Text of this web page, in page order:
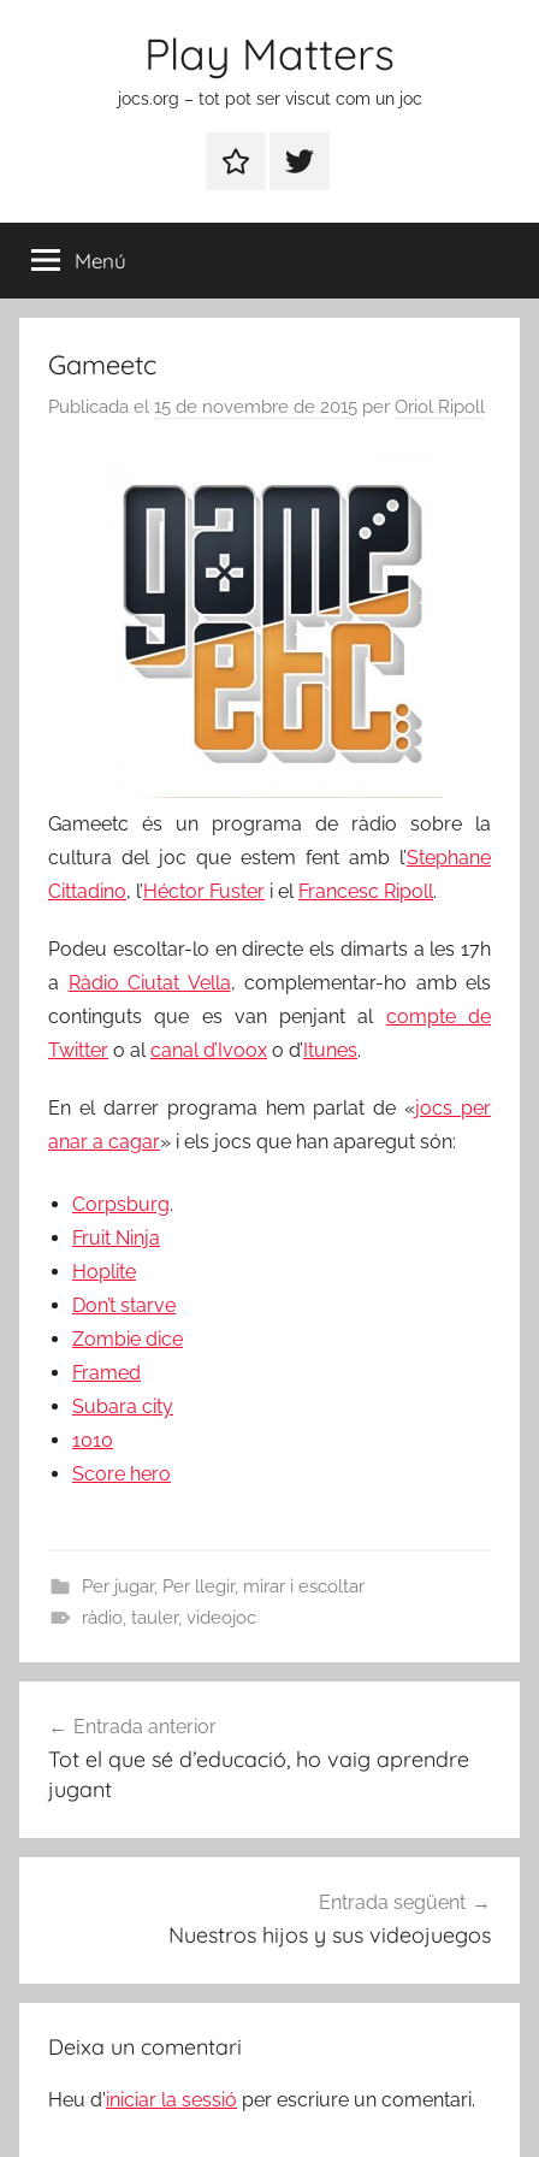
Play Matters
jocs.org – tot pot ser viscut com un joc
ContactarElement
menú
Menú
Gameetc
Publicada el 15 de novembre de 2015 per Oriol Ripoll
Gameetc és un programa de ràdio sobre la
cultura del joc que estem fent amb l’Stephane
Cittadino, l’Héctor Fuster i el Francesc Ripoll.
Podeu escoltar-lo en directe els dimarts a les 17h
a Ràdio Ciutat Vella, complementar-ho amb els
continguts que es van penjant al compte de
Twitter o alcanal d’Ivoox o d’ Itunes.
En el darrer programa hem parlat de «jocs per
anar a cagar» i els jocs que han aparegut són:
Corpsburg.
Fruit Ninja
Hoplite
Don’t starve
Zombie dice
Framed
Subara city
1010
Score hero
Per jugar, Per llegir, mirar i escoltar
ràdio, tauler, videojoc
d'entrades
Entrada anterior
Tot el que sé d’educació, ho vaig aprendre
jugant
Entrada següent
Nuestros hijos y sus videojuegos
Deixa un comentari
Heu d'iniciar la sessió per escriure un comentari.